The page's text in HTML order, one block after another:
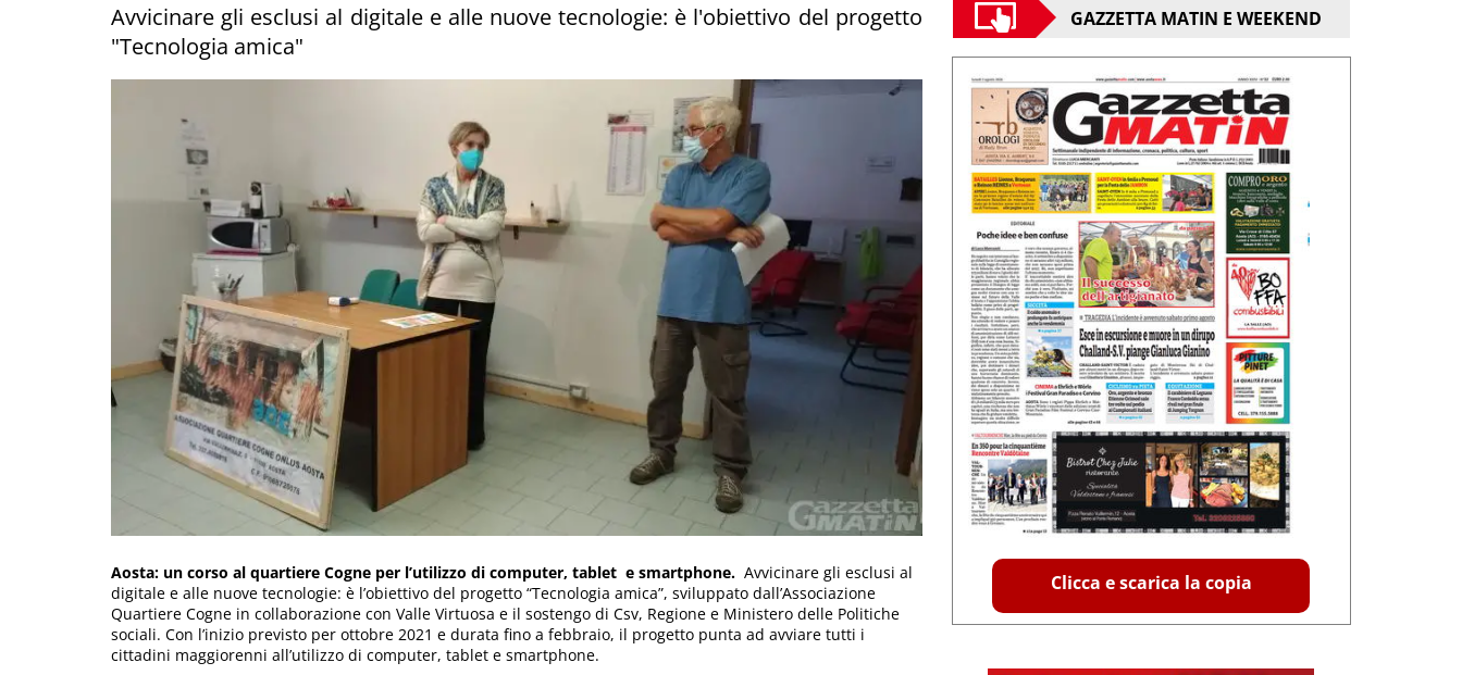
Avvicinare gli esclusi al digitale e alle nuove tecnologie: è l'obiettivo del progetto
"Tecnologia amica"
Aosta: un corso al quartiere Cogne per l’utilizzo di computer, tablet e smartphone. Avvicinare gli esclusi al
digitale e alle nuove tecnologie: è l’obiettivo del progetto “Tecnologia amica”, sviluppato dall’Associazione
Quartiere Cogne in collaborazione con Valle Virtuosa e il sostengo di Csv, Regione e Ministero delle Politiche
sociali. Con l’inizio previsto per ottobre 2021 e durata fino a febbraio, il progetto punta ad avviare tutti i
cittadini maggiorenni all’utilizzo di computer, tablet e smartphone.
GAZZETTA MATIN E WEEKEND
Clicca e scarica la copia